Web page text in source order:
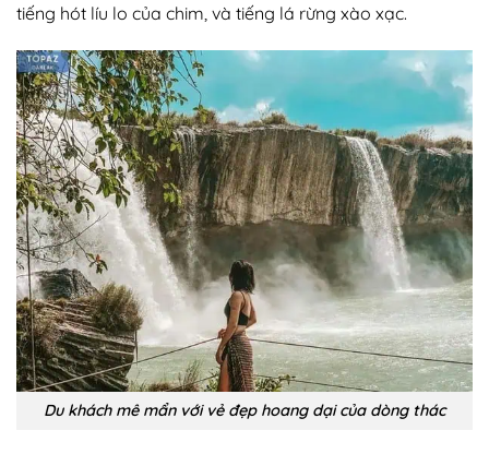
tiếng hót líu lo của chim, và tiếng lá rừng xào xạc.
Du khách mê mẩn với vẻ đẹp hoang dại của dòng thác